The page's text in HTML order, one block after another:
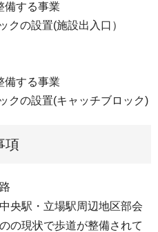
備する事業
クの設置(施設出入口）
備する事業
クの設置(キャッチブロック)
項
央駅・立場駅周辺地区部会
の現状で歩道が整備されて